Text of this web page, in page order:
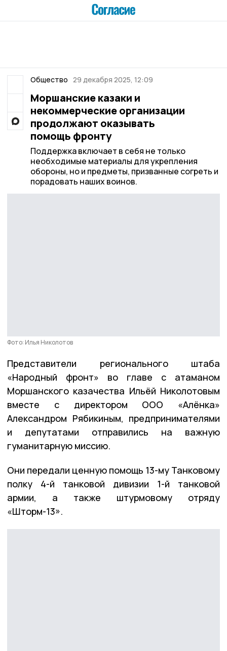
Общество 29 декабря 2025, 12:09
Моршанские казаки и
некоммерческие организации
продолжают оказывать
помощь фронту
Поддержка включает в себя не только
необходимые материалы для укрепления
обороны, но и предметы, призванные согреть и
порадовать наших воинов.
Фото: Илья Николотов
Представители регионального штаба
«Народный фронт» во главе с атаманом
Моршанского казачества Ильёй Николотовым
вместе с директором ООО «Алёнка»
Александром Рябикиным, предпринимателями
и депутатами отправились на важную
гуманитарную миссию.
Они передали ценную помощь 13-му Танковому
полку 4-й танковой дивизии 1-й танковой
армии, а также штурмовому отряду
«Шторм-13».